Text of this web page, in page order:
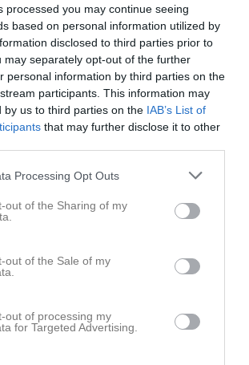
processed you may continue seeing
based on personal information utilized by
disclosed to third parties prior to
may separately opt-out of the further
personal information by third parties on the
participants. This information may
by us to third parties on the IAB’s List of
that may further disclose it to other
Processing Opt Outs
out of the Sharing of my
out of the Sale of my
out of processing my
for Targeted Advertising.
och berätta om verksamheten. I takt med
till kommer den här nyhetstexten att
har frågor om laget.se är man alltid
vår support på support@laget.se eller
Tweeta
logga in för att kommentera